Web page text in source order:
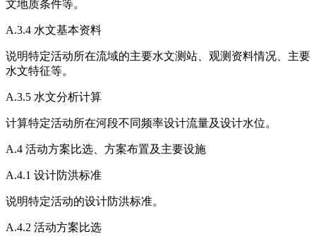
文地质条件等。
A.3.4 水文基本资料
说明特定活动所在流域的主要水文测站、观测资料情况、主要
水文特征等。
A.3.5 水文分析计算
计算特定活动所在河段不同频率设计流量及设计水位。
A.4 活动方案比选、方案布置及主要设施
A.4.1 设计防洪标准
说明特定活动的设计防洪标准。
A.4.2 活动方案比选